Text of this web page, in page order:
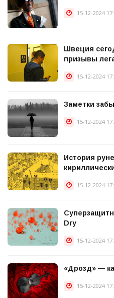
15-12-2024
Швеция
призывы
15-12-2024
Заметки
15-12-2024
История
15-12-2024
Dry
15-12-2024
«Дрозд» —
15-12-2024